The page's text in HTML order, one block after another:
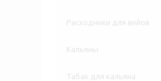
Расходники для вейов
Кальяны
Табак для кальяна